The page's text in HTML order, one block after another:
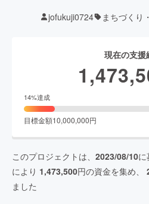
jofukuji0724 まちづくり
現在の支援
14%達成
目標金額10,000,000円
このプロジェクトは、 2023/08/10に
により 1,473,500円の資金を集め、
ました